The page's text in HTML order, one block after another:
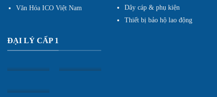
Văn Hóa ICO Việt Nam
Dây cáp & phụ kiện
Thiết bị bảo hộ lao động
ĐẠI LÝ CẤP 1